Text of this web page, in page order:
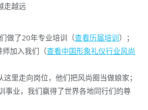
走越远
做了20年专业培训（查看历届培训）；
加入我们（查看中国形象礼仪行业风尚
里走向岗位，他们把风尚圈当做娘家；
事业，我们赢得了世界各地同行们的尊